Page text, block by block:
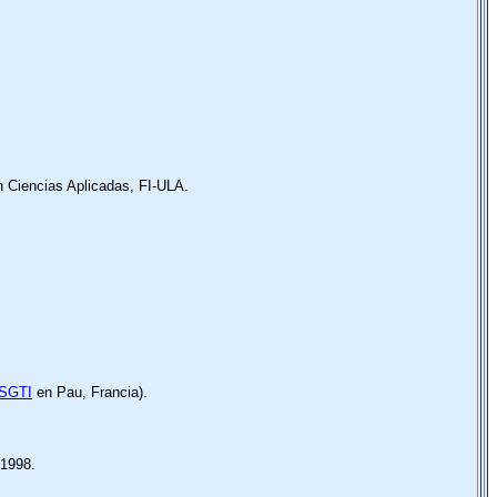
Ciencias Aplicadas, FI-ULA.
en Pau, Francia).
1998.